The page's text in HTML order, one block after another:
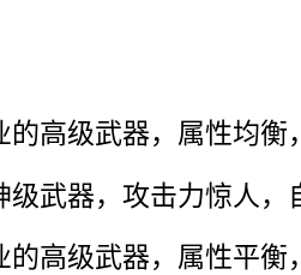
的高级武器，属性均衡
级武器，攻击力惊人，
的高级武器，属性平衡